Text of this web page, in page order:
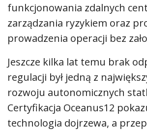
funkcjonowania zdalnych
zarządzania ryzykiem oraz
prowadzenia operacji bez
Jeszcze kilka lat temu brak
regulacji był jedną z
rozwoju autonomicznych
Certyfikacja Oceanus12
technologia dojrzewa, a